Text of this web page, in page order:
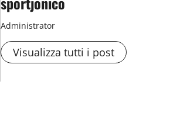
Administrator
Visualizza tutti i post